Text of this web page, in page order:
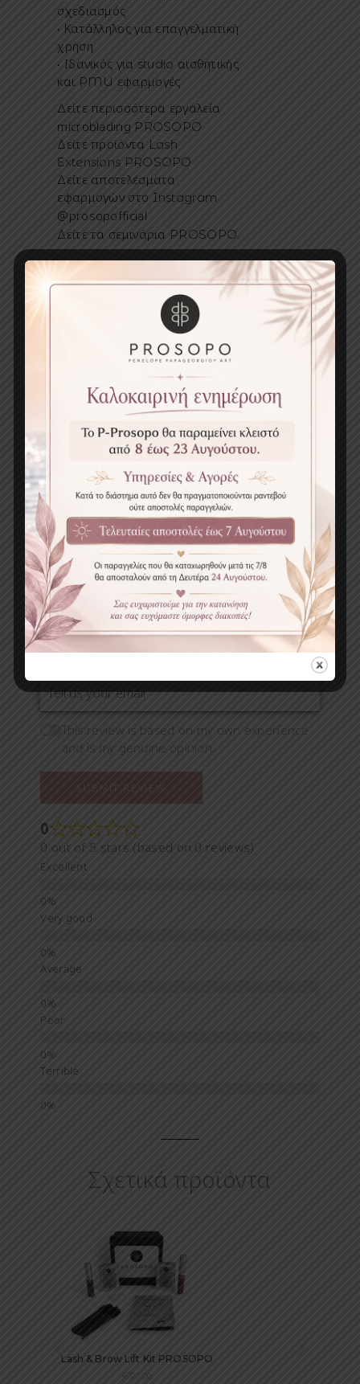
σχεδιασμός
• Κατάλληλος για επαγγελματική
χρήση
• Ιδανικός για studio αισθητικής
και PMU εφαρμογές
Δείτε περισσότερα εργαλεία
microblading PROSOPO
Δείτε προϊόντα Lash
Extensions PROSOPO
Δείτε αποτελέσματα
εφαρμογών στο Instagram
@prosopofficial
Δείτε τα σεμινάρια PROSOPO.
Κριτικές Προϊόντων
Κριτικές Προϊόντων
Title of your review
Γράψτε μια κριτική
Your name
This review is based on my own experience
and is my genuine opinion.
SUBMIT REVIEW
0
0 out of 5 stars (based on 0 reviews)
Excellent
Very good
Average
Poor
Terrible
Σχετικά προϊόντα
Lash Lift & Brow Lamination Lotion
2 PROSOPO | Step 2